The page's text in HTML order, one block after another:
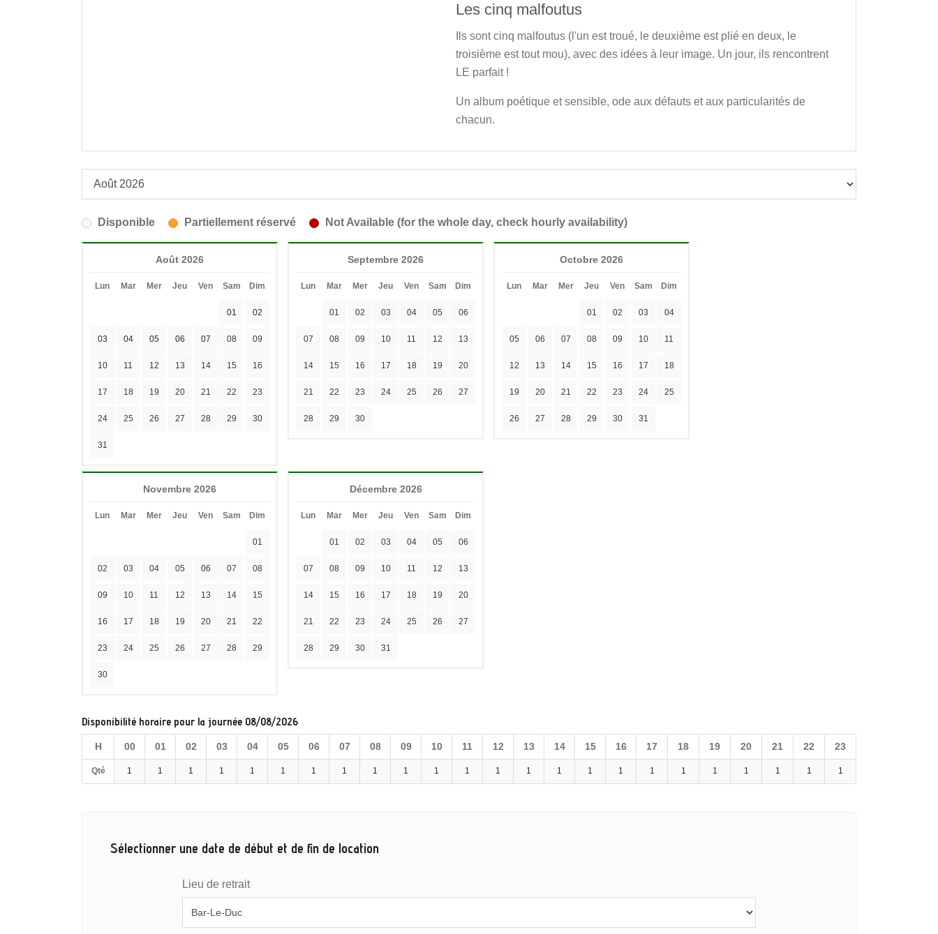
Les cinq malfoutus
Ils sont cinq malfoutus (l'un est troué, le deuxième est plié en deux, le
troisième est tout mou), avec des idées à leur image. Un jour, ils rencontrent
LE parfait !
Un album poétique et sensible, ode aux défauts et aux particularités de
chacun.
Disponible Partiellement réservé Not Available (for the whole day, check hourly availability)
Août 2026
Lun Mar Mer Jeu Ven Sam Dim
01 02
03 04 05 06 07 08 09
10 11 12 13 14 15 16
17 18 19 20 21 22 23
24 25 26 27 28 29 30
31
Septembre 2026
Lun Mar Mer Jeu Ven Sam Dim
01 02 03 04 05 06
07 08 09 10 11 12 13
14 15 16 17 18 19 20
21 22 23 24 25 26 27
28 29 30
Octobre 2026
Lun Mar Mer Jeu Ven Sam Dim
01 02 03 04
05 06 07 08 09 10 11
12 13 14 15 16 17 18
19 20 21 22 23 24 25
26 27 28 29 30 31
Novembre 2026
Lun Mar Mer Jeu Ven Sam Dim
01
02 03 04 05 06 07 08
09 10 11 12 13 14 15
16 17 18 19 20 21 22
23 24 25 26 27 28 29
30
Décembre 2026
Lun Mar Mer Jeu Ven Sam Dim
01 02 03 04 05 06
07 08 09 10 11 12 13
14 15 16 17 18 19 20
21 22 23 24 25 26 27
28 29 30 31
Disponibilité horaire pour la journée 08/08/2026
H 00 01 02 03 04 05 06 07 08 09 10 11 12 13 14 15 16 17 18 19 20 21 22 23
Qté 1 1 1 1 1 1 1 1 1 1 1 1 1 1 1 1 1 1 1 1 1 1 1 1
Sélectionner une date de début et de fin de location
Lieu de retrait